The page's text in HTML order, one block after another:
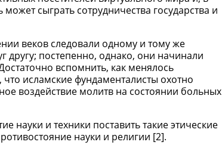
сыграть сотрудничества государства и
веков следовали одному и тому же
другу; постепенно, однако, они начинали
вспомнить, как менялось
исламские фундаменталисты охотно
воздействие молитв на состоянии больных
науки и техники поставить такие этические
науки и религии [2].